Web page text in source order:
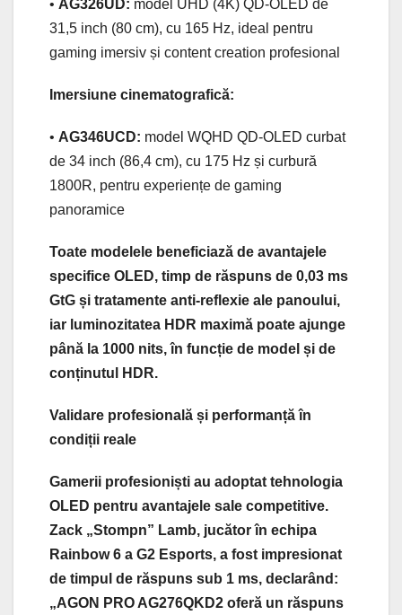
• AG326UD: model UHD (4K) QD-OLED de
31,5 inch (80 cm), cu 165 Hz, ideal pentru
gaming imersiv și content creation profesional
Imersiune cinematografică:
• AG346UCD: model WQHD QD-OLED curbat
de 34 inch (86,4 cm), cu 175 Hz și curbură
1800R, pentru experiențe de gaming
panoramice
Toate modelele beneficiază de avantajele
specifice OLED, timp de răspuns de 0,03 ms
GtG și tratamente anti-reflexie ale panoului,
iar luminozitatea HDR maximă poate ajunge
până la 1000 nits, în funcție de model și de
conținutul HDR.
Validare profesională și performanță în
condiții reale
Gamerii profesioniști au adoptat tehnologia
OLED pentru avantajele sale competitive.
Zack „Stompn” Lamb, jucător în echipa
Rainbow 6 a G2 Esports, a fost impresionat
de timpul de răspuns sub 1 ms, declarând:
„AGON PRO AG276QKD2 oferă un răspuns